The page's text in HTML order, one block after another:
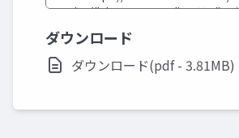
ダウンロード
ダウンロード(pdf - 3.81MB)